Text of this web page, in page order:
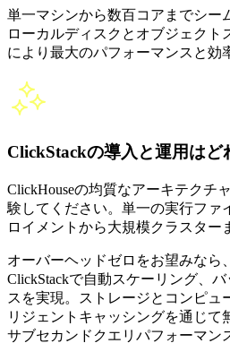
単一マシンから数百コアまでシー
ローカルディスクとオブジェクト
により最大のパフォーマンスと効
ClickStackの導入と運用はど
ClickHouseの均質なアーキテクチ
験してください。単一の実行ファ
ロイメントから大規模クラスター
オーバーヘッドゼロをお望みなら
ClickStackで自動スケーリング、
スを実現。ストレージとコンピュ
リジェントキャッシングを通じて
サブセカンドクエリパフォーマン